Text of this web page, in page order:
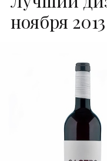
ноября 2013